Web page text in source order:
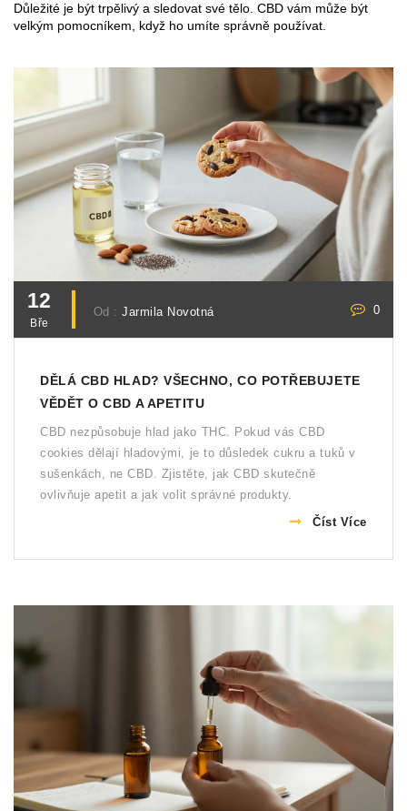
Důležité je být trpělivý a sledovat své tělo. CBD vám může být
velkým pomocníkem, když ho umíte správně používat.
12
Bře
Od :Jarmila Novotná 0
DĚLÁ CBD HLAD? VŠECHNO, CO POTŘEBUJETE
VĚDĚT O CBD A APETITU
CBD nezpůsobuje hlad jako THC. Pokud vás CBD
cookies dělají hladovými, je to důsledek cukru a tuků v
sušenkách, ne CBD. Zjistěte, jak CBD skutečně
ovlivňuje apetit a jak volit správné produkty.
Číst Více